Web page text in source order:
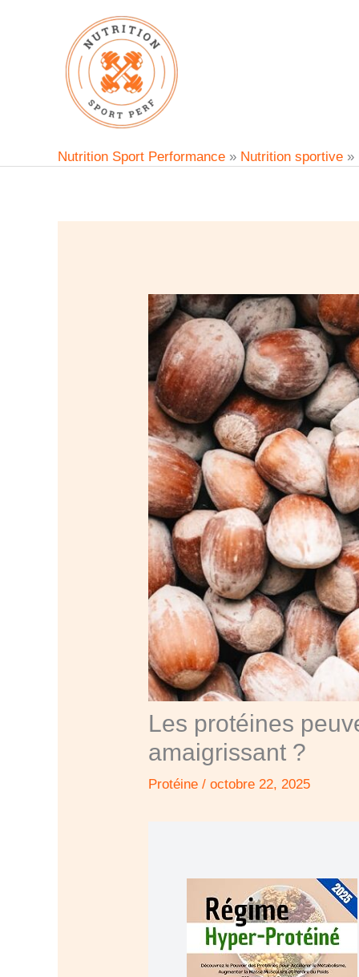
Nutrition Sport Performance » Nutrition sportive »
Les protéines
amaigrissant ?
Protéine /octobre 22, 2025